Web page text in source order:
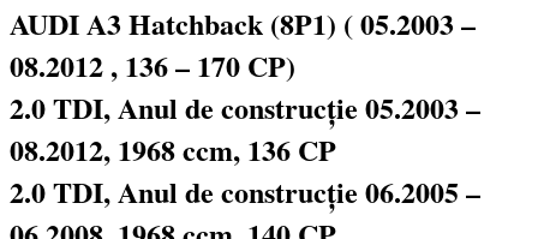
AUDI A3 Hatchback (8P1) ( 05.2003 –
08.2012 , 136 – 170 CP)
2.0 TDI, Anul de construcție 05.2003 –
08.2012, 1968 ccm, 136 CP
2.0 TDI, Anul de construcție 06.2005 –